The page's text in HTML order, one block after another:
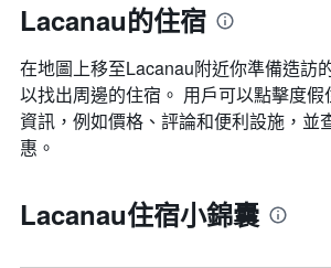
間
均
價
格
此
圖
有
Lacanau的住宿
在地圖上移至Lacanau​​附近你準備造訪
以找出周邊的住宿。 用戶可以點擊度
資訊，例如價格、評論和便利設施，並
惠。
Lacanau住宿小錦囊